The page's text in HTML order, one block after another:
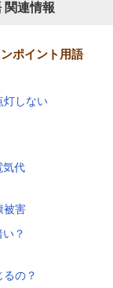
関連情報
ポイント用語
灯しない
気代
被害
？
の？